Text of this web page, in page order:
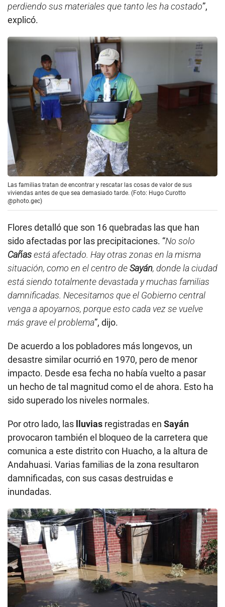
perdiendo sus materiales que tanto les ha costado”,
explicó.
Las familias tratan de encontrar y rescatar las cosas de valor de sus
viviendas antes de que sea demasiado tarde. (Foto: Hugo Curotto
@photo.gec)
Flores detalló que son 16 quebradas las que han
sido afectadas por las precipitaciones. “No solo
Cañasestá afectado. Hay otras zonas en la misma
situación, como en el centro deSayán, donde la ciudad
está siendo totalmente devastada y muchas familias
damnificadas. Necesitamos que el Gobierno central
venga a apoyarnos, porque esto cada vez se vuelve
más grave el problema”, dijo.
De acuerdo a los pobladores más longevos, un
desastre similar ocurrió en 1970, pero de menor
impacto. Desde esa fecha no había vuelto a pasar
un hecho de tal magnitud como el de ahora. Esto ha
sido superado los niveles normales.
Por otro lado, las lluvias registradas en Sayán
provocaron también el bloqueo de la carretera que
comunica a este distrito con Huacho, a la altura de
Andahuasi. Varias familias de la zona resultaron
damnificadas, con sus casas destruidas e
inundadas.